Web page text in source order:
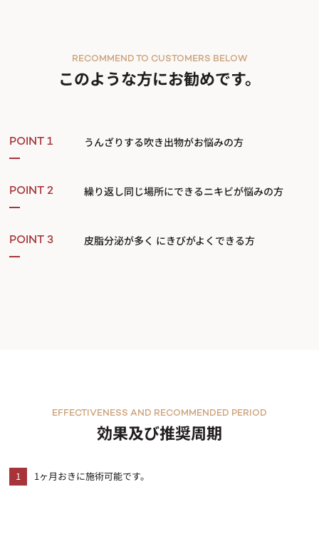
このような方にお勧めです。
RECOMMEND TO CUSTOMERS BELOW
POINT 1 うんざりする吹き出物がお悩みの方
POINT 2 繰り返し同じ場所にできるニキビが悩みの方
POINT 3 皮脂分泌が多く にきびがよくできる方
効果及び推奨周期
EFFECTIVENESS AND RECOMMENDED PERIOD
1 1ヶ月おきに施術可能です。